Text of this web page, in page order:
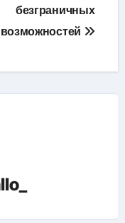
безграничных
возможностей